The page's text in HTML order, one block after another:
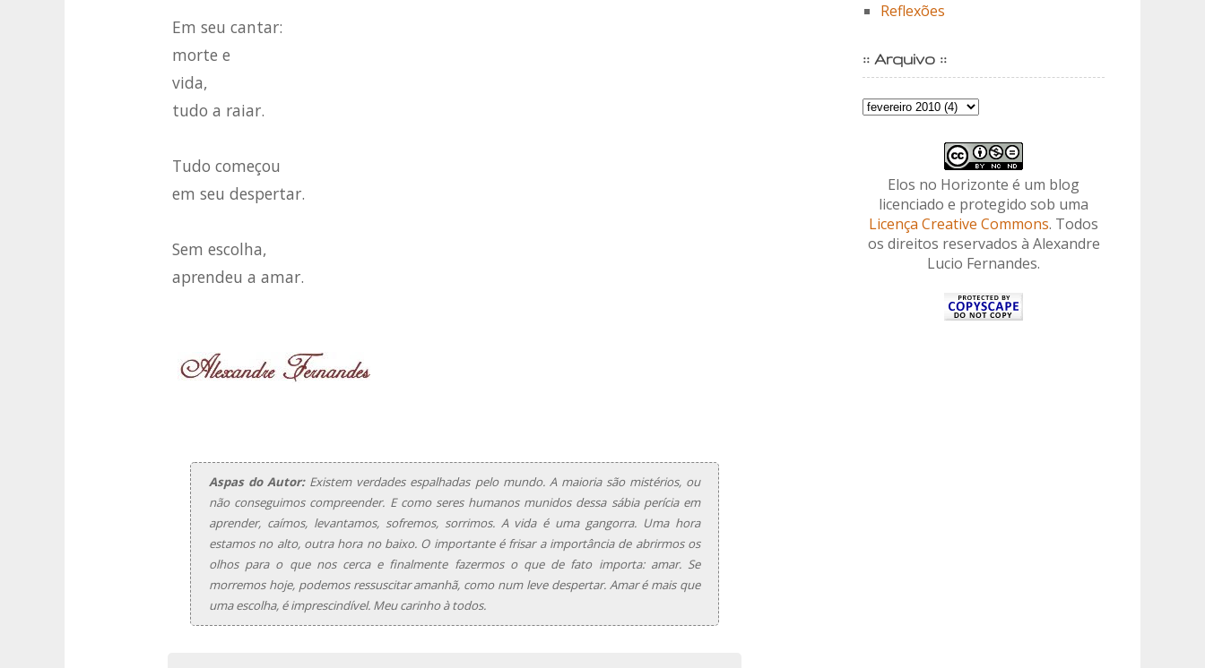
Em seu cantar:
morte e
vida,
tudo a raiar.
Tudo começou
em seu despertar.
Sem escolha,
aprendeu a amar.
Aspas do Autor:Existem verdades espalhadas pelo mundo. A maioria são mistérios, ou
não conseguimos compreender. E como seres humanos munidos dessa sábia perícia em
aprender, caímos, levantamos, sofremos, sorrimos. A vida é uma gangorra. Uma hora
estamos no alto, outra hora no baixo. O importante é frisar a importância de abrirmos os
olhos para o que nos cerca e finalmente fazermos o que de fato importa: amar. Se
morremos hoje, podemos ressuscitar amanhã, como num leve despertar. Amar é mais que
uma escolha, é imprescindível. Meu carinho à todos.
Reflexões
:: Arquivo ::
Elos no Horizonte é um blog
licenciado e protegido sob uma
Licença Creative Commons. Todos
os direitos reservados à Alexandre
Lucio Fernandes.